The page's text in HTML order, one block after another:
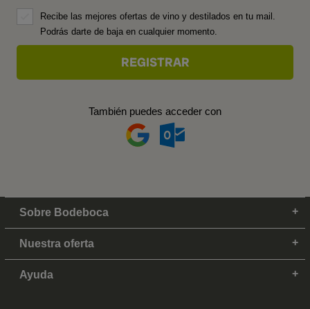
Recibe las mejores ofertas de vino y destilados en tu mail.
Podrás darte de baja en cualquier momento.
También puedes acceder con
Sobre Bodeboca
Nuestra oferta
Ayuda